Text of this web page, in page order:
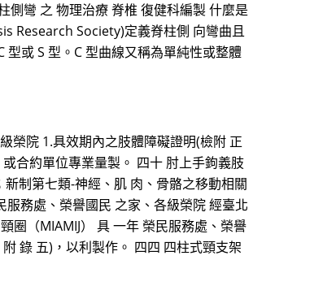
彎 之 物理治療 脊椎 復健科編製 什麼是
Research Society)定義脊柱側 向彎曲且
或 S 型。C 型曲線又稱為單純性或整體
榮院 1.具效期內之肢體障礙證明(檢附 正
合約單位專業量製。 四十 肘上手鉤義肢
制第七類-神經、肌 肉、骨骼之移動相關
務處、榮譽國民 之家、各級榮院 經臺北
圈（MIAMIJ） 具 一年 榮民服務處、榮譽
錄 五)，以利製作。 四四 四柱式頸支架